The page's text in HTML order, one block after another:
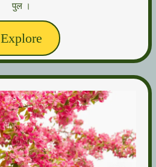
पुल ।
Explore